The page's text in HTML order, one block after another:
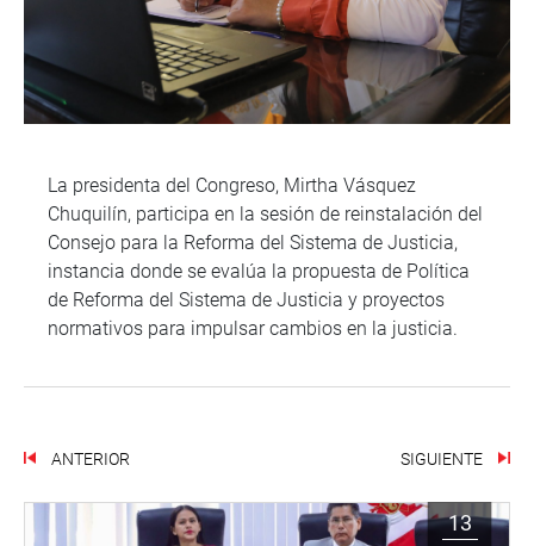
La presidenta del Congreso, Mirtha Vásquez
Chuquilín, participa en la sesión de reinstalación del
Consejo para la Reforma del Sistema de Justicia,
instancia donde se evalúa la propuesta de Política
de Reforma del Sistema de Justicia y proyectos
normativos para impulsar cambios en la justicia.
ANTERIOR SIGUIENTE
13